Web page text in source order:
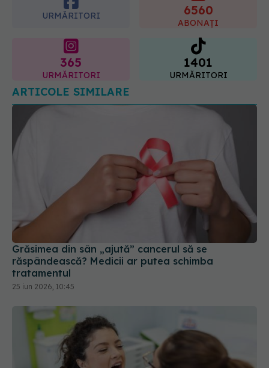
URMĂRITORI
1401
URMĂRITORI
ARTICOLE SIMILARE
Grăsimea din sân „ajută” cancerul să se
răspândească? Medicii ar putea schimba
tratamentul
25 iun 2026, 10:45